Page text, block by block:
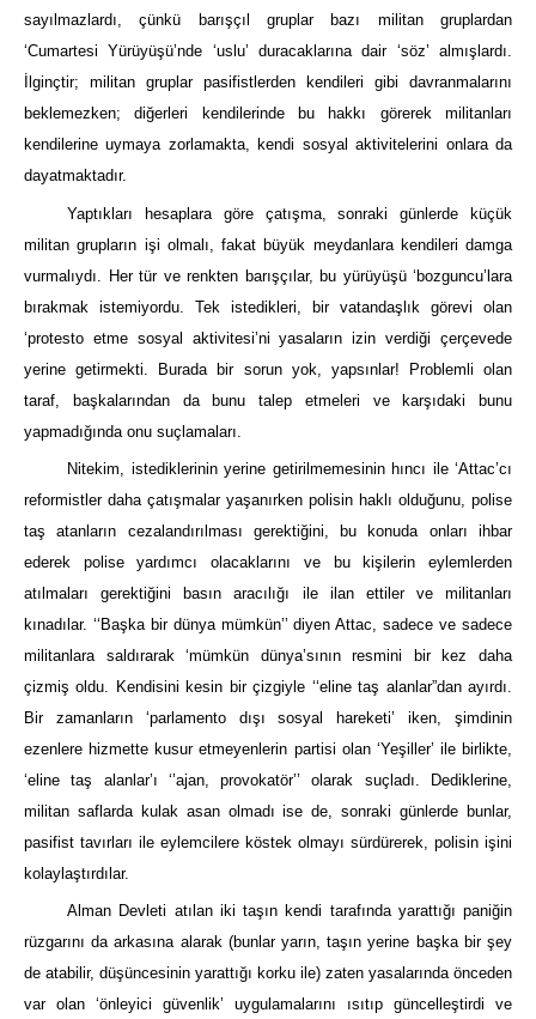
sayılmazlardı, çünkü barışçıl gruplar bazı militan gruplardan
‘Cumartesi Yürüyüşü’nde ‘uslu’ duracaklarına dair ‘söz’ almışlardı.
İlginçtir; militan gruplar pasifistlerden kendileri gibi davranmalarını
beklemezken; diğerleri kendilerinde bu hakkı görerek militanları
kendilerine uymaya zorlamakta, kendi sosyal aktivitelerini onlara da
dayatmaktadır.
Yaptıkları hesaplara göre çatışma, sonraki günlerde küçük
militan grupların işi olmalı, fakat büyük meydanlara kendileri damga
vurmalıydı. Her tür ve renkten barışçılar, bu yürüyüşü ‘bozguncu’lara
bırakmak istemiyordu. Tek istedikleri, bir vatandaşlık görevi olan
‘protesto etme sosyal aktivitesi’ni yasaların izin verdiği çerçevede
yerine getirmekti. Burada bir sorun yok, yapsınlar! Problemli olan
taraf, başkalarından da bunu talep etmeleri ve karşıdaki bunu
yapmadığında onu suçlamaları.
Nitekim, istediklerinin yerine getirilmemesinin hıncı ile ‘Attac’cı
reformistler daha çatışmalar yaşanırken polisin haklı olduğunu, polise
taş atanların cezalandırılması gerektiğini, bu konuda onları ihbar
ederek polise yardımcı olacaklarını ve bu kişilerin eylemlerden
atılmaları gerektiğini basın aracılığı ile ilan ettiler ve militanları
kınadılar. ‘‘Başka bir dünya mümkün’’ diyen Attac, sadece ve sadece
militanlara saldırarak ‘mümkün dünya’sının resmini bir kez daha
çizmiş oldu. Kendisini kesin bir çizgiyle ‘‘eline taş alanlar”dan ayırdı.
Bir zamanların ‘parlamento dışı sosyal hareketi’ iken, şimdinin
ezenlere hizmette kusur etmeyenlerin partisi olan ‘Yeşiller’ ile birlikte,
‘eline taş alanlar’ı ‘’ajan, provokatör’’ olarak suçladı. Dediklerine,
militan saflarda kulak asan olmadı ise de, sonraki günlerde bunlar,
pasifist tavırları ile eylemcilere köstek olmayı sürdürerek, polisin işini
kolaylaştırdılar.
Alman Devleti atılan iki taşın kendi tarafında yarattığı paniğin
rüzgarını da arkasına alarak (bunlar yarın, taşın yerine başka bir şey
de atabilir, düşüncesinin yarattığı korku ile) zaten yasalarında önceden
var olan ‘önleyici güvenlik’ uygulamalarını ısıtıp güncelleştirdi ve